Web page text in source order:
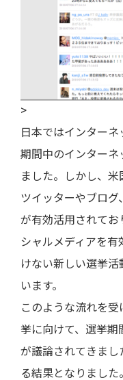
>
日本ではインター
期間中のインターネ
ました。しかし、
ツイッターやブログ
が有効活用されてお
シャルメディアを
けない新しい選挙
います。
このような流れを
挙に向けて、選挙
が議論されてきま
る結果となりまし